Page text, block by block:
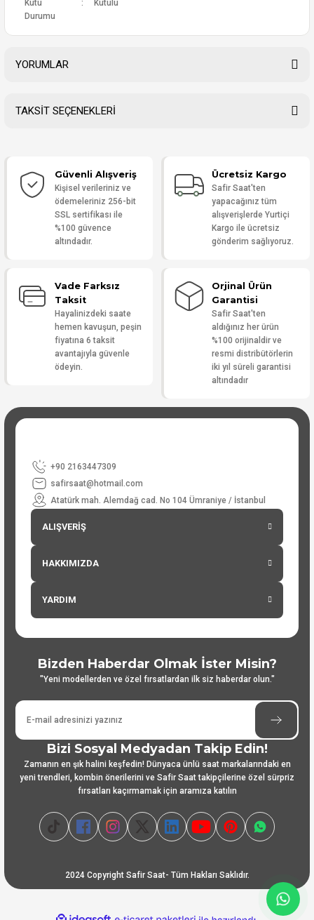
Kutu
Durumu
: Kutulu
YORUMLAR
Yorum Yaz
TAKSİT SEÇENEKLERİ
Güvenli Alışveriş
Kişisel verileriniz ve
ödemeleriniz 256-bit
SSL sertifikası ile
%100 güvence
altındadır.
Ücretsiz Kargo
Safir Saat'ten
yapacağınız tüm
alışverişlerde Yurtiçi
Kargo ile ücretsiz
gönderim sağlıyoruz.
Vade Farksız
Taksit
Hayalinizdeki saate
hemen kavuşun, peşin
fiyatına 6 taksit
avantajıyla güvenle
ödeyin.
Orjinal Ürün
Garantisi
Safir Saat'ten
aldığınız her ürün
%100 orijinaldir ve
resmi distribütörlerin
iki yıl süreli garantisi
altındadır
+90 2163447309
safirsaat@hotmail.com
Atatürk mah. Alemdağ cad. No 104 Ümraniye / İstanbul
ALIŞVERİŞ
HAKKIMIZDA
YARDIM
Bizden Haberdar Olmak İster Misin?
"Yeni modellerden ve özel fırsatlardan ilk siz haberdar olun."
Bizi Sosyal Medyadan Takip Edin!
Zamanın en şık halini keşfedin! Dünyaca ünlü saat markalarındaki en
yeni trendleri, kombin önerilerini ve Safir Saat takipçilerine özel sürpriz
fırsatları kaçırmamak için aramıza katılın
2024 Copyright Safir Saat- Tüm Hakları Saklıdır.